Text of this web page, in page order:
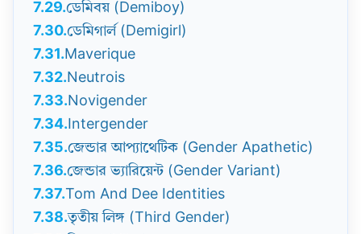
7.29.ডেমিবয় (Demiboy)
7.30.ডেমিগার্ল (Demigirl)
7.31. Maverique
7.32. Neutrois
7.33. Novigender
7.34. Intergender
7.35.জেন্ডার আপ্যাথেটিক (Gender Apathetic)
7.36.জেন্ডার ভ্যারিয়েন্ট (Gender Variant)
7.37.Tom And Dee Identities
7.38.তৃতীয় লিঙ্গ (Third Gender)